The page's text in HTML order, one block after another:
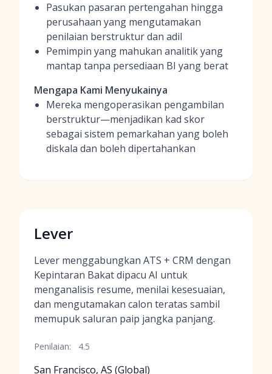
Pasukan pasaran pertengahan hingga
perusahaan yang mengutamakan
penilaian berstruktur dan adil
Pemimpin yang mahukan analitik yang
mantap tanpa persediaan BI yang berat
Mengapa Kami Menyukainya
Mereka mengoperasikan pengambilan
berstruktur—menjadikan kad skor
sebagai sistem pemarkahan yang boleh
diskala dan boleh dipertahankan
Lever
Lever menggabungkan ATS + CRM dengan
Kepintaran Bakat dipacu AI untuk
menganalisis resume, menilai kesesuaian,
dan mengutamakan calon teratas sambil
memupuk saluran paip jangka panjang.
Penilaian: 4.5
San Francisco, AS (Global)